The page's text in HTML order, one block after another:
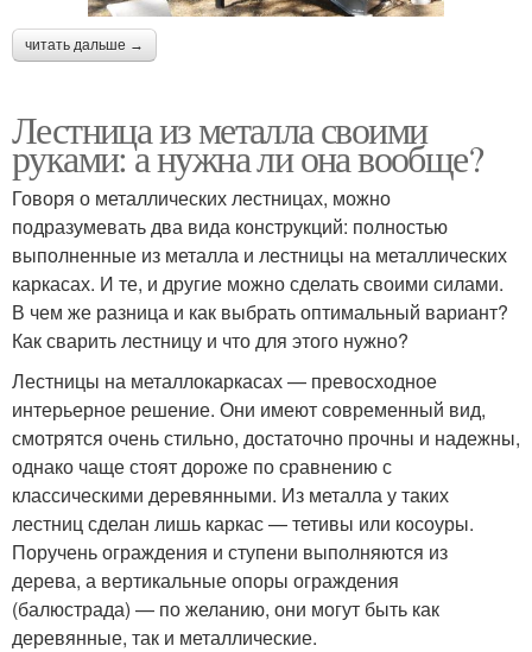
читать дальше →
Лестница из металла своими
руками: а нужна ли она вообще?
Говоря о металлических лестницах, можно
подразумевать два вида конструкций: полностью
выполненные из металла и лестницы на металлических
каркасах. И те, и другие можно сделать своими силами.
В чем же разница и как выбрать оптимальный вариант?
Как сварить лестницу и что для этого нужно?
Лестницы на металлокаркасах — превосходное
интерьерное решение. Они имеют современный вид,
смотрятся очень стильно, достаточно прочны и надежны,
однако чаще стоят дороже по сравнению с
классическими деревянными. Из металла у таких
лестниц сделан лишь каркас — тетивы или косоуры.
Поручень ограждения и ступени выполняются из
дерева, а вертикальные опоры ограждения
(балюстрада) — по желанию, они могут быть как
деревянные, так и металлические.